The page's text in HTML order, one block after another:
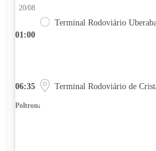
01:00
20/08
Terminal Rodoviário
06:35 Terminal Rodoviário de
Poltrona